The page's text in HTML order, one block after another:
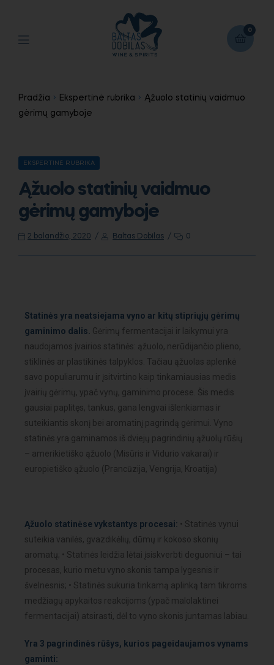
0
Pradžia Ekspertinė rubrika
Ąžuolo statinių vaidmuo
gėrimų gamyboje
EKSPERTINĖ RUBRIKA
Ąžuolo statinių vaidmuo
gėrimų gamyboje
2 balandžio, 2020 Baltas Dobilas 0
Statinės yra neatsiejama vyno ar kitų stipriųjų gėrimų
gaminimo dalis. Gėrimų fermentacijai ir laikymui yra
naudojamos įvairios statinės: ąžuolo, nerūdijančio plieno,
stiklinės ar plastikinės talpyklos. Tačiau ąžuolas aplenkė
savo populiarumu ir įsitvirtino kaip tinkamiausias medis
įvairių gėrimų, ypač vynų, gaminimo procese. Šis medis
gausiai paplitęs, tankus, gana lengvai išlenkiamas ir
suteikiantis skonį bei aromatinį pagrindą gėrimui. Vyno
statinės yra gaminamos iš dviejų pagrindinių ąžuolų rūšių
– amerikietiško ąžuolo (Misūris ir Vidurio vakarai) ir
europietiško ąžuolo (Prancūzija, Vengrija, Kroatija)
Ąžuolo statinėse vykstantys procesai: • Statinės vynui
suteikia vanilės, gvazdikėlių, dūmų ir kokoso skonių
aromatų; • Statinės leidžia lėtai įsiskverbti deguoniui – tai
procesas, kurio metu vyno skonis tampa lygesnis ir
švelnesnis; • Statinės sukuria tinkamą aplinką tam tikroms
medžiagų apykaitos reakcijoms (ypač malolaktinei
fermentacijai) atsirasti, dėl to vyno skonis juntamas labiau.
Yra 3 pagrindinės rūšys, kurios pageidaujamos vynams
gaminti: